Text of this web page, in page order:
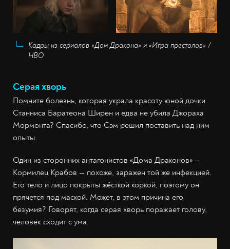
Кадры из сериалов «Дом Дракона» и «Игра престолов» /
HBO
Серая хворь
Помните болезнь, которая украла красоту юной дочки
Станниса Баратеона Ширен и едва не убила Джораха
Мормонта? Спасибо, что Сэм решил поставить над ним
опыты.
Один из сторонних антагонистов «Дома Драконов» —
Кормилец Крабов — похоже, заражен той же инфекцией.
Его тело и лицо покрыты жёсткой коркой, поэтому он
прячется под маской. Может, в этом причина его
безумия? Говорят, когда серая хворь поражает голову,
человек сходит с ума.